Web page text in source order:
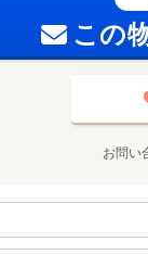
この
お問い